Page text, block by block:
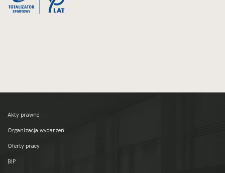
Akty prawne
Organizacja wydarzeń
Oferty pracy
BIP